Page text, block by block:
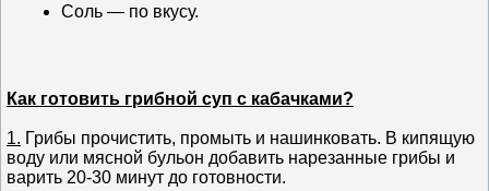
Соль — по вкусу.
Как готовить грибной суп с кабачками?
1. Грибы прочистить, промыть и нашинковать. В кипящую
воду или мясной бульон добавить нарезанные грибы и
варить 20-30 минут до готовности.